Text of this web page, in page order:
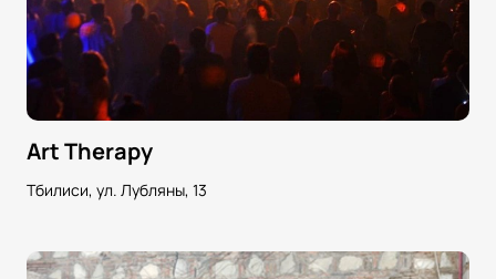
Art Therapy
Тбилиси, ул. Лубляны, 13